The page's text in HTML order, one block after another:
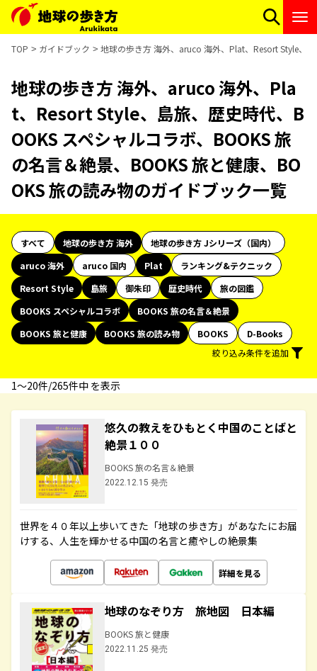
TOP ガイドブック 地球の歩き方 海外、aruco 海外、Plat、Resort Style、
地球の歩き方 海外、aruco 海外、Pla
t、Resort Style、島旅、歴史時代、B
OOKS スペシャルコラボ、BOOKS 旅
の名言＆絶景、BOOKS 旅と健康、BO
OKS 旅の読み物のガイドブック一覧
すべて 地球の歩き方 海外
地球の歩き方 Jシリーズ（国内）
aruco 海外
aruco 国内 Plat
ランキング&テクニック
Resort Style
島旅 御朱印 歴史時代
旅の図鑑
BOOKS スペシャルコラボ
BOOKS 旅の名言＆絶景
BOOKS 旅と健康
BOOKS 旅の読み物 BOOKS
D-Books
絞り込み条件を追加
1〜20件/265件中 を表示
悠久の教えをひもとく中国のことばと
絶景１００
BOOKS 旅の名言＆絶景
2022.12.15 発売
世界を４０年以上歩いてきた「地球の歩き方」があなたにお届
けする、人生を輝かせる中国の名言と癒やしの絶景集
詳細を見る
地球のなぞり方 旅地図 日本編
BOOKS 旅と健康
2022.11.25 発売